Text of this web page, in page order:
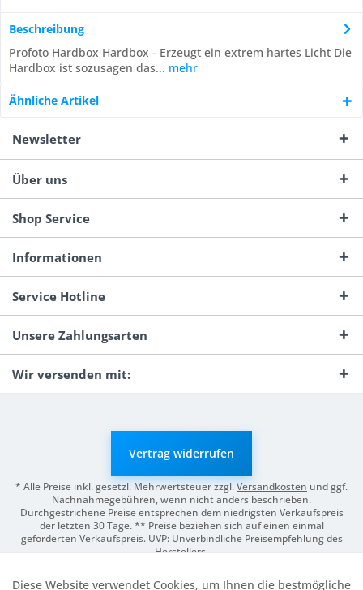
Beschreibung
Profoto Hardbox Hardbox - Erzeugt ein extrem hartes Licht Die
Hardbox ist sozusagen das... mehr
Ähnliche Artikel
Newsletter
Über uns
Shop Service
Informationen
Service Hotline
Unsere Zahlungsarten
Wir versenden mit:
Vertrag widerrufen
* Alle Preise inkl. gesetzl. Mehrwertsteuer zzgl.Versandkosten und ggf.
Nachnahmegebühren, wenn nicht anders beschrieben.
Durchgestrichene Preise entsprechen dem niedrigsten Verkaufspreis
der letzten 30 Tage. ** Preise beziehen sich auf einen einmal
geforderten Verkaufspreis. UVP: Unverbindliche Preisempfehlung des
Herstellers.
Funktionale Aktiv
Diese Website verwendet Cookies, um Ihnen die bestmögliche